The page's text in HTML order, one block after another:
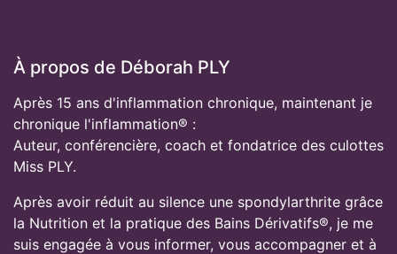
À propos de Déborah PLY
Après 15 ans d'inflammation chronique, maintenant je
chronique l'inflammation® :
Auteur, conférencière, coach et fondatrice des culottes
Miss PLY.
Après avoir réduit au silence une spondylarthrite grâce
la Nutrition et la pratique des Bains Dérivatifs®, je me
suis engagée à vous informer, vous accompagner et à